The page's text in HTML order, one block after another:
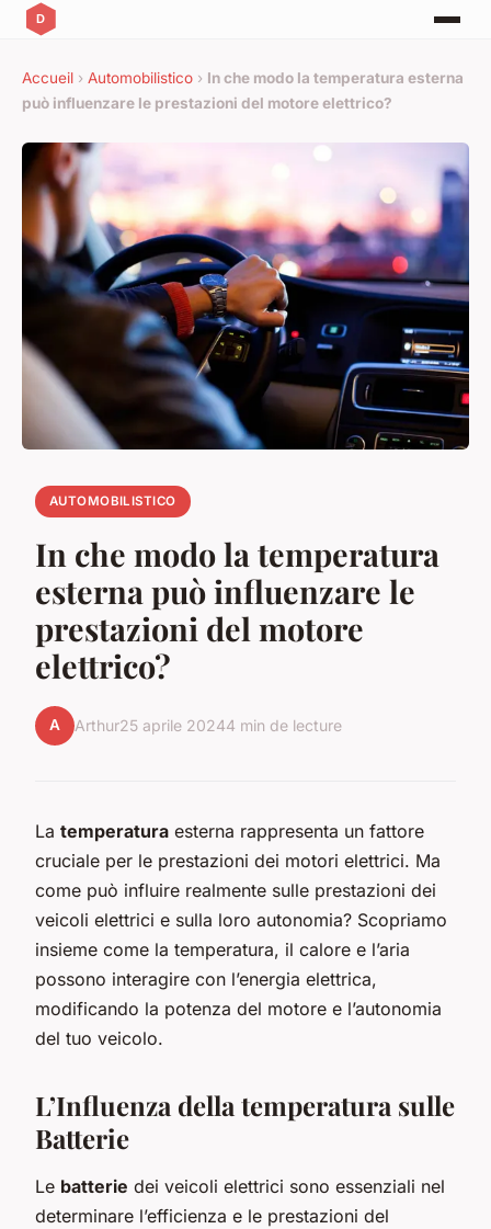
Accueil › Automobilistico › In che modo la temperatura esterna
può influenzare le prestazioni del motore elettrico?
AUTOMOBILISTICO
In che modo la temperatura
esterna può influenzare le
prestazioni del motore
elettrico?
A Arthur25 aprile 20244 min de lecture
La temperatura esterna rappresenta un fattore
cruciale per le prestazioni dei motori elettrici. Ma
come può influire realmente sulle prestazioni dei
veicoli elettrici e sulla loro autonomia? Scopriamo
insieme come la temperatura, il calore e l’aria
possono interagire con l’energia elettrica,
modificando la potenza del motore e l’autonomia
del tuo veicolo.
L’Influenza della temperatura sulle
Batterie
Le batterie dei veicoli elettrici sono essenziali nel
determinare l’efficienza e le prestazioni del